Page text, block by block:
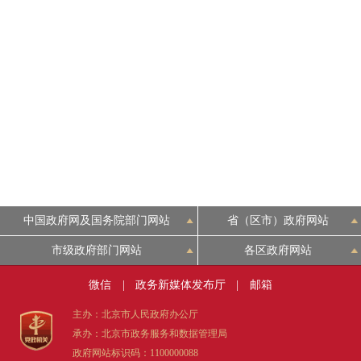
中国政府网及国务院部门网站 省（区市）政府网站
市级政府部门网站 各区政府网站
微信 政务新媒体发布厅 邮箱
主办：北京市人民政府办公厅
承办：北京市政务服务和数据管理局
政府网站标识码：1100000088